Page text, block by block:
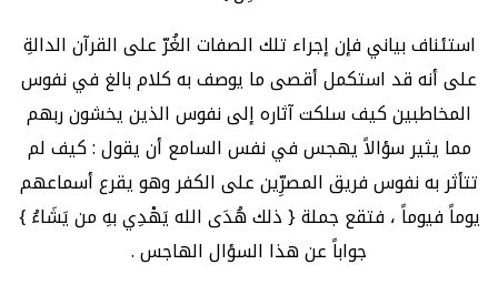
استئناف بياني فإن إجراء تلك الصفات الغُرّ على القرآن الدالةِ
على أنه قد استكمل أقصى ما يوصف به كلام بالغ في نفوس
المخاطبين كيف سلكت آثاره إلى نفوس الذين يخشون ربهم
مما يثير سؤالاً يهجس في نفس السامع أن يقول : كيف لم
تتأثر به نفوس فريق المصرِّين على الكفر وهو يقرع أسماعهم
يوماً فيوماً ، فتقع جملة { ذلك هُدَى الله يَهْدِي بهِ من يَشَاءُ }
جواباً عن هذا السؤال الهاجس .